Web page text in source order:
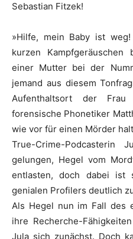
Sebastian Fitzek!
»Hilfe, mein Baby ist
kurzen
einer Mutter bei der
jemand aus diesem
Aufenthaltsort der
forensische Phonetiker
wie vor für einen Mörder
True-Crime-
gelungen, Hegel vom
entlasten, doch dabei ist
genialen Profilers deutlich
Als Hegel nun im Fall des
ihre Recherche-
Jula sich zunächst. Doch